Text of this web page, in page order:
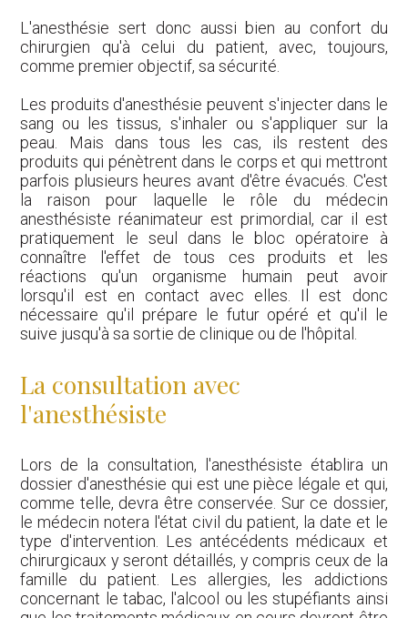
L'anesthésie sert donc aussi bien au confort du
chirurgien qu'à celui du patient, avec, toujours,
comme premier objectif, sa sécurité.
Les produits d'anesthésie peuvent s'injecter dans le
sang ou les tissus, s'inhaler ou s'appliquer sur la
peau. Mais dans tous les cas, ils restent des
produits qui pénètrent dans le corps et qui mettront
parfois plusieurs heures avant d'être évacués. C'est
la raison pour laquelle le rôle du médecin
anesthésiste réanimateur est primordial, car il est
pratiquement le seul dans le bloc opératoire à
connaître l'effet de tous ces produits et les
réactions qu'un organisme humain peut avoir
lorsqu'il est en contact avec elles. Il est donc
nécessaire qu'il prépare le futur opéré et qu'il le
suive jusqu'à sa sortie de clinique ou de l'hôpital.
La consultation avec
l'anesthésiste
Lors de la consultation, l'anesthésiste établira un
dossier d'anesthésie qui est une pièce légale et qui,
comme telle, devra être conservée. Sur ce dossier,
le médecin notera l'état civil du patient, la date et le
type d'intervention. Les antécédents médicaux et
chirurgicaux y seront détaillés, y compris ceux de la
famille du patient. Les allergies, les addictions
concernant le tabac, l'alcool ou les stupéfiants ainsi